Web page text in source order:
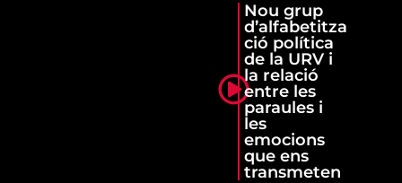
Nou grup
d’alfabetitza
ció política
de la URV i
la relació
entre les
paraules i
les
emocions
que ens
transmeten